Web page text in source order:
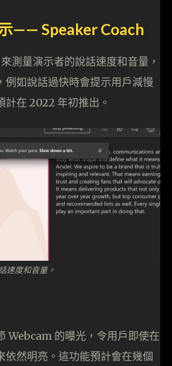
—— Speaker Coach
測量演示者的說話速度和音量，
例如說話過快時會提示用戶減慢
計在 2022 年初推出。
速度和音量。
Webcam 的曝光，令用戶即使在
依然明亮。這功能預計會在幾個